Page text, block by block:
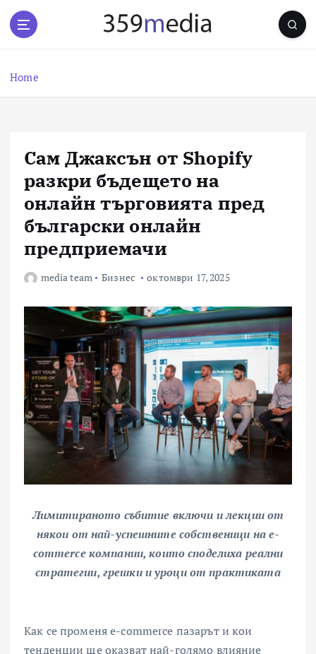
Home
Сам Джаксън от Shopify
разкри бъдещето на
онлайн търговията пред
български онлайн
предприемачи
media team Бизнес октомври 17, 2025
Лимитираното събитие включи и лекции от
някои от най-успешните собственици наe-
commerce компании, които споделиха реални
стратегии, грешки и уроци от практиката
Как се променя e-commerce пазарът и кои
тенденции ще оказват най-голямо влияние